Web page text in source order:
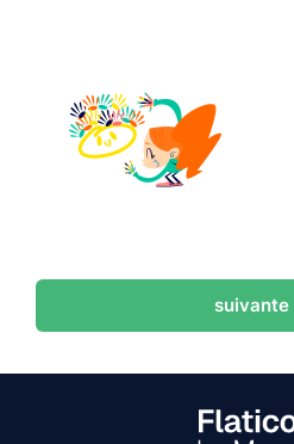
suivante